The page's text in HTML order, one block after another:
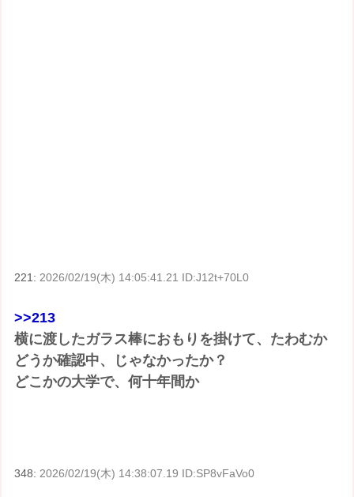
221: 2026/02/19(木) 14:05:41.21 ID:J12t+70L0
>>213
横に渡したガラス棒におもりを掛けて、たわむか
どうか確認中、じゃなかったか？
どこかの大学で、何十年間か
348:2026/02/19(木) 14:38:07.19 ID:SP8vFaVo0